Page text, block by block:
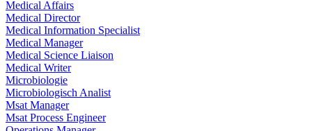
Medical Affairs
Medical Director
Medical Information Specialist
Medical Manager
Medical Science Liaison
Medical Writer
Microbiologie
Microbiologisch Analist
Msat Manager
Msat Process Engineer